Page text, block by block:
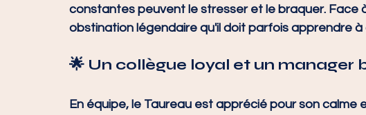
constantes peuvent le stresser et le braquer. Face
obstination légendaire qu'il doit parfois apprendre à
🌟 Un collègue loyal et un manager
En équipe, le Taureau est apprécié pour son calme